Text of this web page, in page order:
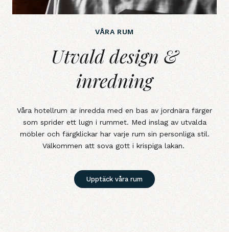
VÅRA RUM
Utvald design &amp; inredning
Utvald design &
inredning
Våra hotellrum är inredda med en bas av jordnära färger
som sprider ett lugn i rummet. Med inslag av utvalda
möbler och färgklickar har varje rum sin personliga stil.
Välkommen att sova gott i krispiga lakan.
Upptäck våra rum